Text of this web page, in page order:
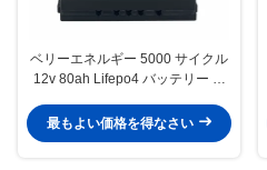
ベリーエネルギー 5000 サイクル
12v 80ah Lifepo4 バッテリー 家
最もよい価格を得なさい